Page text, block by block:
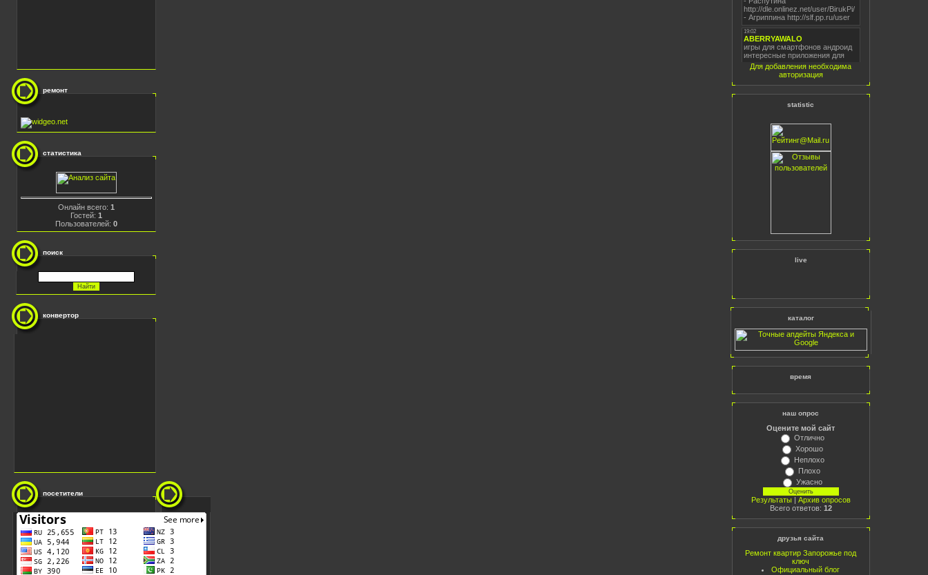
ремонт
статистика
Онлайн всего: 1
Гостей: 1
Пользователей: 0
поиск
конвертор
посетители
Для добавления необходима
авторизация
statistic
live
каталог
время
наш опрос
Оцените мой сайт
Отлично
Хорошо
Неплохо
Плохо
Ужасно
Результаты| Архив опросов
Всего ответов: 12
друзья сайта
Ремонт квартир Запорожье под
ключ
Официальный блог